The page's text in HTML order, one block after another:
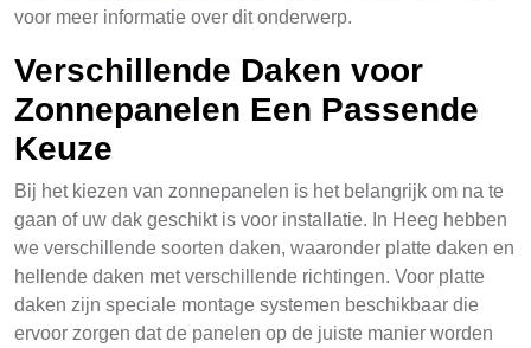
voor meer informatie over dit onderwerp.
Verschillende Daken voor
Zonnepanelen Een Passende
Keuze
Bij het kiezen van zonnepanelen is het belangrijk om na te
gaan of uw dak geschikt is voor installatie. In Heeg hebben
we verschillende soorten daken, waaronder platte daken en
hellende daken met verschillende richtingen. Voor platte
daken zijn speciale montage systemen beschikbaar die
ervoor zorgen dat de panelen op de juiste manier worden